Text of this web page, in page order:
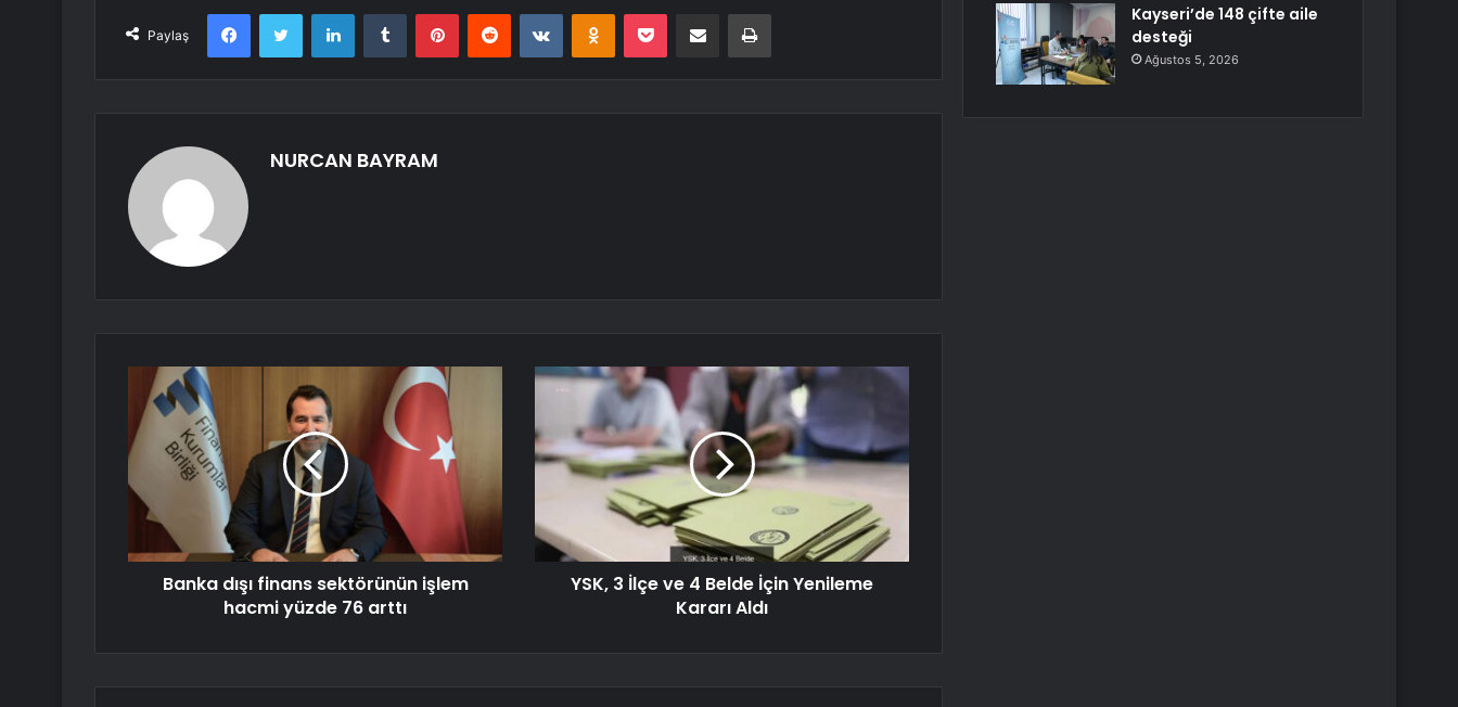
Paylaş
FacebookTwitter LinkedInTumblr PinterestReddit VKontakteOdnoklassniki
Pocket E-Posta ile paylaş Yazdır
NURCAN BAYRAM
Banka dışı finans sektörünün işlem
hacmi yüzde 76 arttı
YSK, 3 İlçe ve 4 Belde İçin Yenileme
Kararı Aldı
Kayseri’de 148 çifte aile
desteği
Ağustos 5, 2026